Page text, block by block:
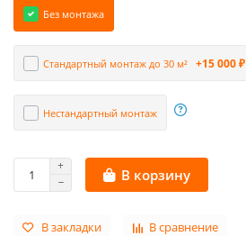
Без монтажа
Стандартный монтаж до 30 м² +15 000 ₽
Нестандартный монтаж
В корзину
В закладки В сравнение